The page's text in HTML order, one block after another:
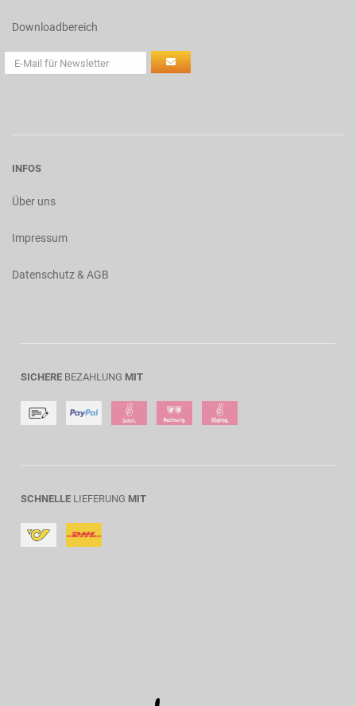
Downloadbereich
INFOS
Über uns
Impressum
Datenschutz & AGB
SICHERE BEZAHLUNG MIT
SCHNELLE LIEFERUNG MIT